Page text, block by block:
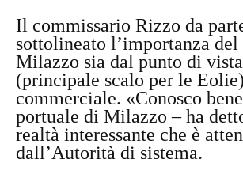
Il commissario Rizzo da
sottolineato l’importanza
Milazzo sia dal punto di
(principale scalo per le
commerciale. «Conosco
portuale di Milazzo – ha
realtà interessante che è
dall’Autorità di sistema.